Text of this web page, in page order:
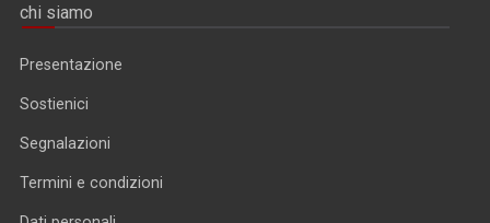
chi siamo
Presentazione
Sostienici
Segnalazioni
Termini e condizioni